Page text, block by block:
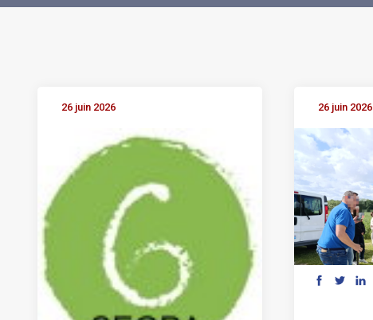
26 juin 2026 26 juin 2026